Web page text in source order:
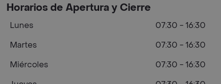
Horarios de Apertura y Cierre
Lunes
07:30 - 16:30
Martes
07:30 - 16:30
Miércoles
07:30 - 16:30